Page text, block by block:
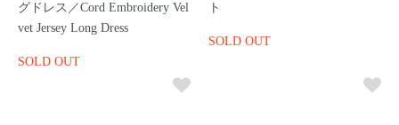
グドレス／Cord Embroidery Vel
vet Jersey Long Dress
SOLD OUT
ト
SOLD OUT